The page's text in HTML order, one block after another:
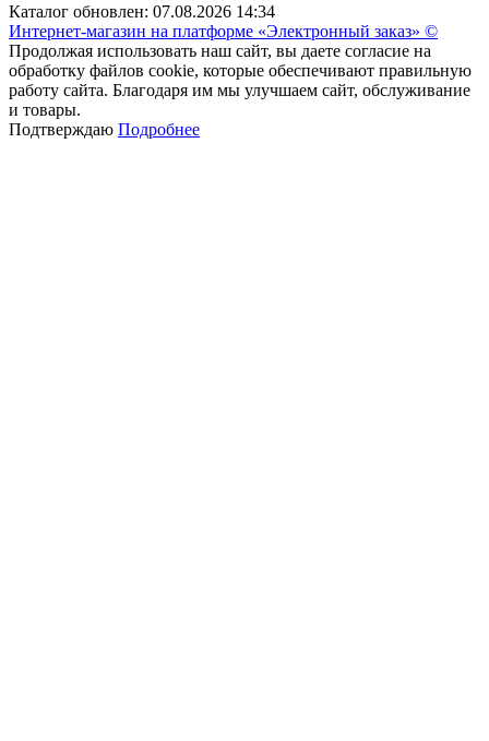
Каталог обновлен: 07.08.2026 14:34
Интернет-магазин на платформе «Электронный заказ» ©
Продолжая использовать наш сайт, вы даете согласие на
обработку файлов cookie, которые обеспечивают правильную
работу сайта. Благодаря им мы улучшаем сайт, обслуживание
и товары.
Подтверждаю Подробнее